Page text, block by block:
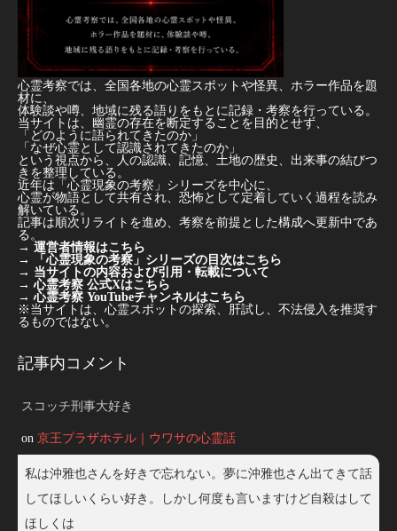
心霊考察では、全国各地の心霊スポットや怪異、ホラー作品を題
材に、
体験談や噂、地域に残る語りをもとに記録・考察を行っている。
当サイトは、幽霊の存在を断定することを目的とせず、
「どのように語られてきたのか」
「なぜ心霊として認識されてきたのか」
という視点から、人の認識、記憶、土地の歴史、出来事の結びつ
きを整理している。
近年は「心霊現象の考察」シリーズを中心に、
心霊が物語として共有され、恐怖として定着していく過程を読み
解いている。
記事は順次リライトを進め、考察を前提とした構成へ更新中であ
る。
→ 運営者情報はこちら
→
「心霊現象の考察」シリーズの目次はこちら
→ 当サイトの内容および引用・転載について
→ 心霊考察 公式Xはこちら
→ 心霊考察 YouTubeチャンネルはこちら
※当サイトは、心霊スポットの探索、肝試し、不法侵入を推奨す
るものではない。
記事内コメント
スコッチ刑事大好き
on 京王プラザホテル｜ウワサの心霊話
私は沖雅也さんを好きで忘れない。夢に沖雅也さん出てきて話
してほしいくらい好き。しかし何度も言いますけど自殺はして
ほしくは